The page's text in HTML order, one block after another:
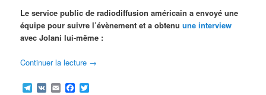
Le service public de radiodiffusion américain a envoyé une
équipe pour suivre l’évènement et a obtenuune interview
avec Jolani lui-même :
Continuer la lecture →
Telegram
VK EmailFacebook